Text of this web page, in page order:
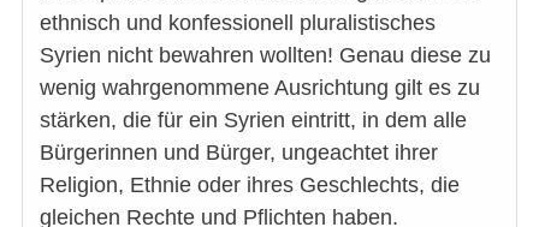
ethnisch und konfessionell pluralistisches
Syrien nicht bewahren wollten! Genau diese zu
wenig wahrgenommene Ausrichtung gilt es zu
stärken, die für ein Syrien eintritt, in dem alle
Bürgerinnen und Bürger, ungeachtet ihrer
Religion, Ethnie oder ihres Geschlechts, die
gleichen Rechte und Pflichten haben.